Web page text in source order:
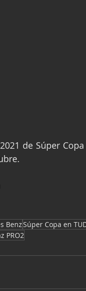
de Súper
BenzSúper Copa en
PRO2